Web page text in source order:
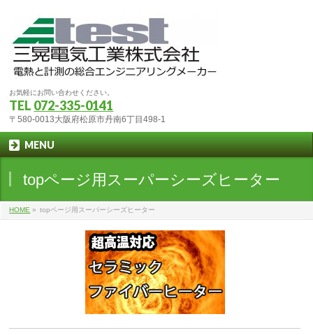
お気軽にお問い合わせください。
TEL 072-335-0141
〒580-0013大阪府松原市丹南6丁目498-1
MENU
topページ用スーパーシーズヒーター
HOME » topページ用スーパーシーズヒーター